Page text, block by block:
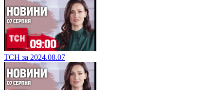
ТСН за 2024.08.07